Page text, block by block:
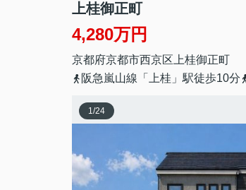
上桂御正町
4,280万円
京都府京都市西京区 上桂御正町
阪急嵐山線「上桂」駅徒歩10分
1/24